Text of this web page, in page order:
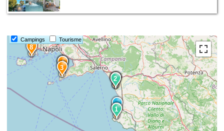
Campings Tourisme
8
6
5
4
3
2
1
2
1